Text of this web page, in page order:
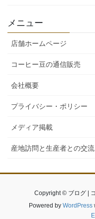
メニュー
店舗ホームページ
コーヒー豆の通信販売
会社概要
プライバシー・ポリシー
メディア掲載
産地訪問と生産者との交流
Copyright © ブログ |
Powered by WordPress